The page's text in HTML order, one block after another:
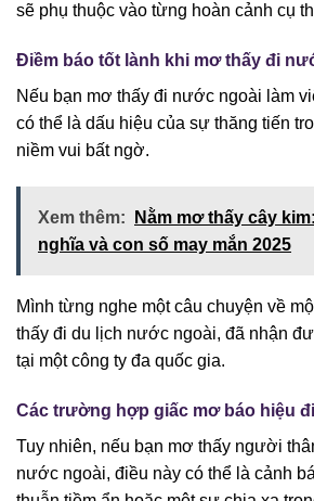
sẽ phụ thuộc vào từng hoàn cảnh cụ
Điềm báo tốt lành khi mơ thấy đi
Nếu bạn mơ thấy đi nước ngoài làm
có thể là dấu hiệu của sự thăng tiến
niềm vui bất ngờ.
Xem thêm:
Nằm mơ thấy cây
nghĩa và con số may mắn 2025
Mình từng nghe một câu chuyện về
thấy đi du lịch nước ngoài, đã nhận
tại một công ty đa quốc gia.
Các trường hợp giấc mơ báo hiệu
Tuy nhiên, nếu bạn mơ thấy người
nước ngoài, điều này có thể là cảnh